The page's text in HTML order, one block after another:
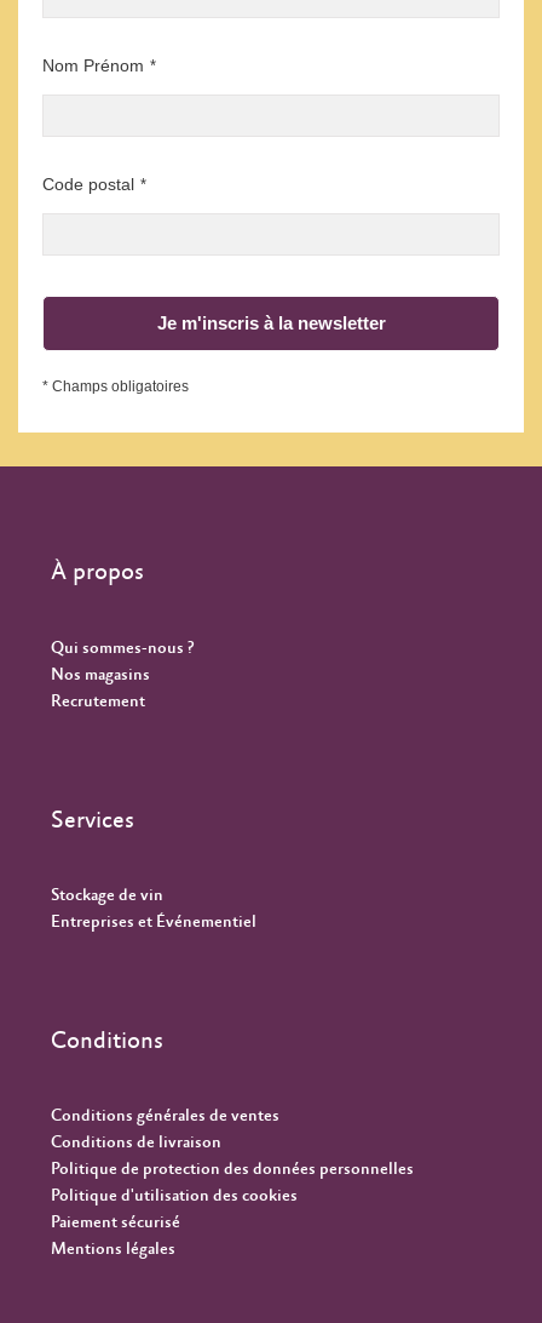
Nom Prénom *
Code postal *
Je m'inscris à la newsletter
* Champs obligatoires
À propos
Qui sommes-nous ?
Nos magasins
Recrutement
Services
Stockage de vin
Entreprises et Événementiel
Conditions
Conditions générales de ventes
Conditions de livraison
Politique de protection des données personnelles
Politique d'utilisation des cookies
Paiement sécurisé
Mentions légales